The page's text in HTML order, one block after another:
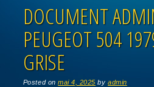
DOCUMENT
PEUGEOT 504
GRISE
Posted onmai 4, 2025 byadmin